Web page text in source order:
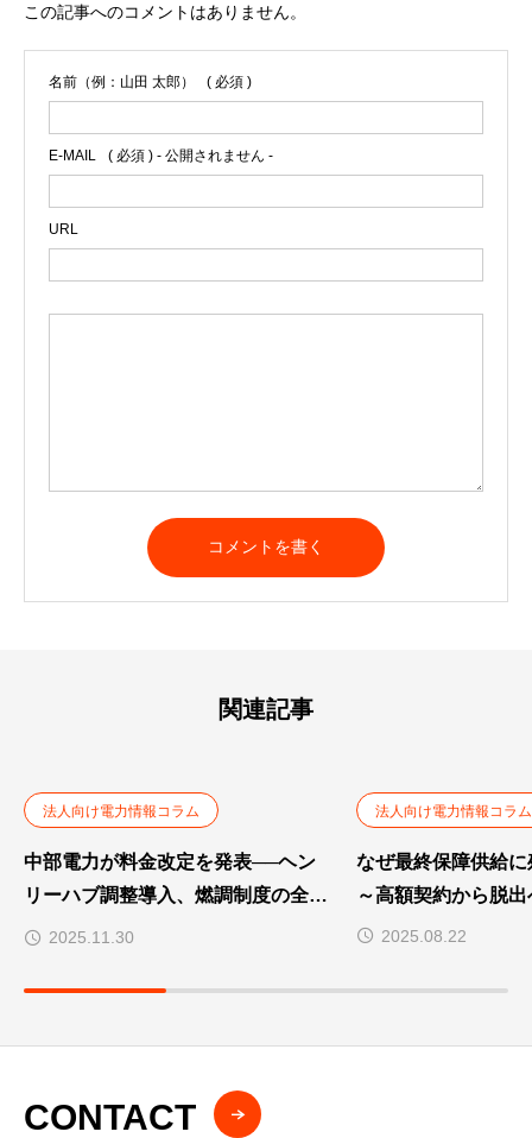
この記事へのコメントはありません。
名前（例：山田 太郎） ( 必須 )
E-MAIL ( 必須 ) - 公開されません -
URL
関連記事
法人向け電力情報コラム
中部電力が料金改定を発表──ヘン
リーハブ調整導入、燃調制度の全面
見直し。過去最大級の変更へ
2025.11.30
法人向け電力情報コラム
なぜ最終保障供給
～高額契約から脱
2025.08.22
CONTACT